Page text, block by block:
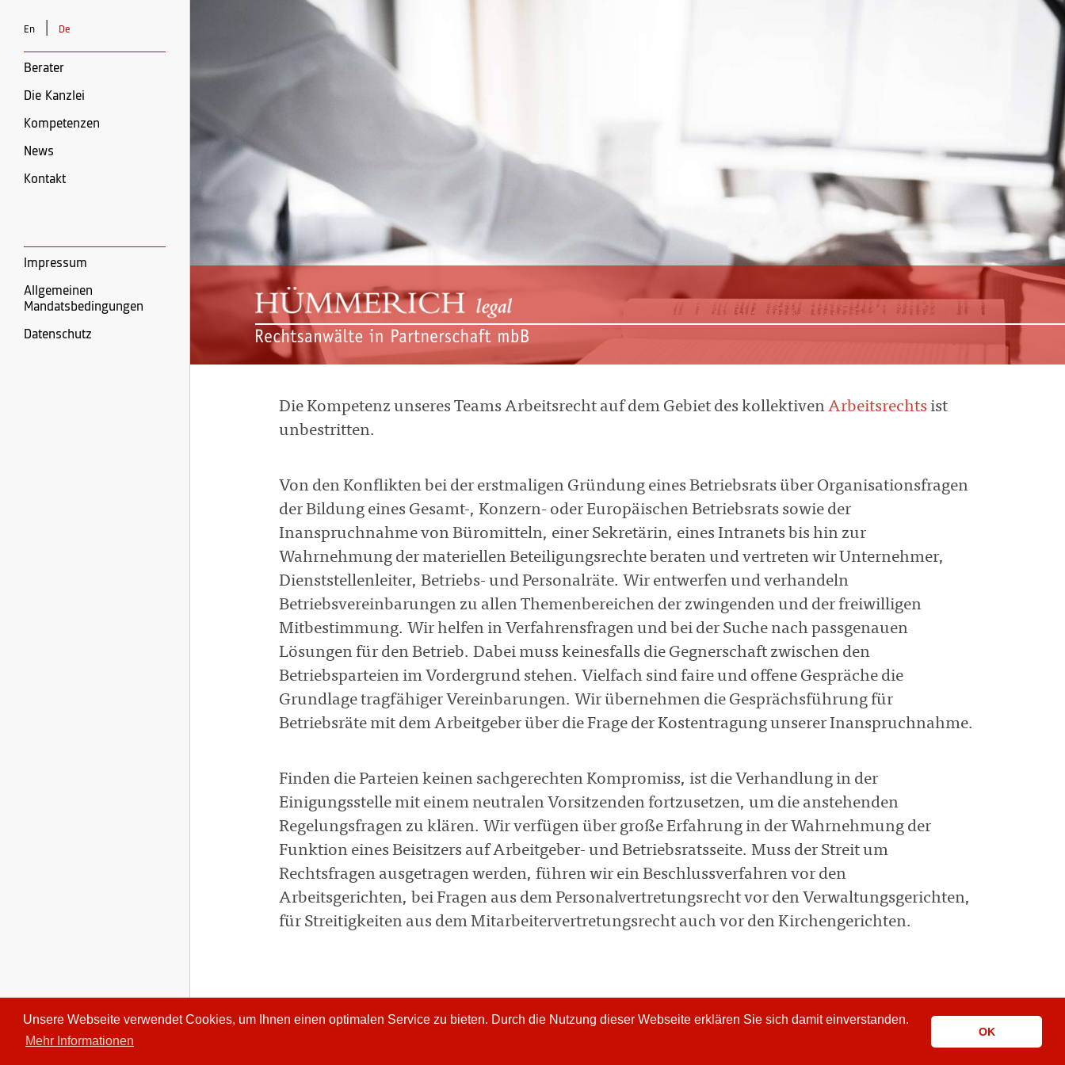
Unsere Webseite verwendet Cookies, um Ihnen einen optimalen Service zu bieten. Durch die Nutzung dieser Webseite erklären Sie sich damit einverstanden.
Mehr Informationen
OK
En De
Berater
Die Kanzlei
Kompetenzen
News
Kontakt
Impressum
Allgemeinen
Mandatsbedingungen
Datenschutz
Die Kompetenz unseres Teams Arbeitsrecht auf dem Gebiet des kollektivenArbeitsrechts ist
unbestritten.
Von den Konflikten bei der erstmaligen Gründung eines Betriebsrats über Organisationsfragen
der Bildung eines Gesamt-, Konzern- oder Europäischen Betriebsrats sowie der
Inanspruchnahme von Büromitteln, einer Sekretärin, eines Intranets bis hin zur
Wahrnehmung der materiellen Beteiligungsrechte beraten und vertreten wir Unternehmer,
Dienststellenleiter, Betriebs- und Personalräte. Wir entwerfen und verhandeln
Betriebsvereinbarungen zu allen Themenbereichen der zwingenden und der freiwilligen
Mitbestimmung. Wir helfen in Verfahrensfragen und bei der Suche nach passgenauen
Lösungen für den Betrieb. Dabei muss keinesfalls die Gegnerschaft zwischen den
Betriebsparteien im Vordergrund stehen. Vielfach sind faire und offene Gespräche die
Grundlage tragfähiger Vereinbarungen. Wir übernehmen die Gesprächsführung für
Betriebsräte mit dem Arbeitgeber über die Frage der Kostentragung unserer Inanspruchnahme.
Finden die Parteien keinen sachgerechten Kompromiss, ist die Verhandlung in der
Einigungsstelle mit einem neutralen Vorsitzenden fortzusetzen, um die anstehenden
Regelungsfragen zu klären. Wir verfügen über große Erfahrung in der Wahrnehmung der
Funktion eines Beisitzers auf Arbeitgeber- und Betriebsratsseite. Muss der Streit um
Rechtsfragen ausgetragen werden, führen wir ein Beschlussverfahren vor den
Arbeitsgerichten, bei Fragen aus dem Personalvertretungsrecht vor den Verwaltungsgerichten,
für Streitigkeiten aus dem Mitarbeitervertretungsrecht auch vor den Kirchengerichten.